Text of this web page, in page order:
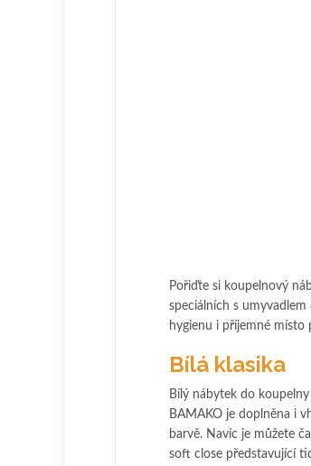
Pořiďte si koupelnový
speciálních s
hygienu i příjemné místo
Bílá klasika
Bílý nábytek do
BAMAKO je doplněna i
barvě. Navíc je můžete
soft close představující